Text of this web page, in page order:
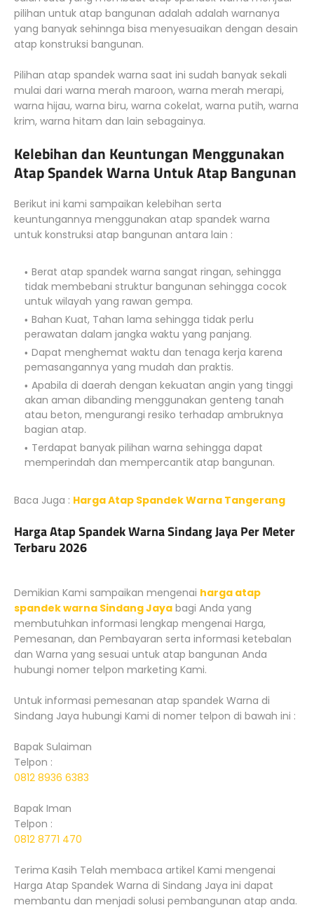
pilihan untuk atap bangunan adalah adalah warnanya
yang banyak sehinnga bisa menyesuaikan dengan desain
atap konstruksi bangunan.
Pilihan atap spandek warna saat ini sudah banyak sekali
mulai dari warna merah maroon, warna merah merapi,
warna hijau, warna biru, warna cokelat, warna putih, warna
krim, warna hitam dan lain sebagainya.
Kelebihan dan Keuntungan Menggunakan
Atap Spandek Warna Untuk Atap Bangunan
Berikut ini kami sampaikan kelebihan serta
keuntungannya menggunakan atap spandek warna
untuk konstruksi atap bangunan antara lain :
Berat atap spandek warna sangat ringan, sehingga
tidak membebani struktur bangunan sehingga cocok
untuk wilayah yang rawan gempa.
Bahan Kuat, Tahan lama sehingga tidak perlu
perawatan dalam jangka waktu yang panjang.
Dapat menghemat waktu dan tenaga kerja karena
pemasangannya yang mudah dan praktis.
Apabila di daerah dengan kekuatan angin yang tinggi
akan aman dibanding menggunakan genteng tanah
atau beton, mengurangi resiko terhadap ambruknya
bagian atap.
Terdapat banyak pilihan warna sehingga dapat
memperindah dan mempercantik atap bangunan.
Baca Juga : Harga Atap Spandek Warna Tangerang
Harga Atap Spandek Warna Sindang Jaya Per Meter
Terbaru 2026
Demikian Kami sampaikan mengenai harga atap
spandek warna Sindang Jaya bagi Anda yang
membutuhkan informasi lengkap mengenai Harga,
Pemesanan, dan Pembayaran serta informasi ketebalan
dan Warna yang sesuai untuk atap bangunan Anda
hubungi nomer telpon marketing Kami.
Untuk informasi pemesanan atap spandek Warna di
Sindang Jaya hubungi Kami di nomer telpon di bawah ini :
Bapak Sulaiman
Telpon :
0812 8936 6383
Bapak Iman
Telpon :
0812 8771 470
Terima Kasih Telah membaca artikel Kami mengenai
Harga Atap Spandek Warna di Sindang Jaya ini dapat
membantu dan menjadi solusi pembangunan atap anda.